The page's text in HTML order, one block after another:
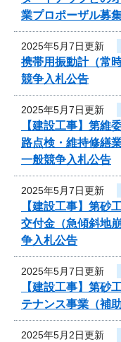
業プロポーザル募
2025年5月7日更新
携帯用振動計（常
競争入札公告
2025年5月7日更新
【建設工事】第
路点検・維持修繕
一般競争入札公告
2025年5月7日更新
【建設工事】第
交付金（急傾斜地
争入札公告
2025年5月7日更新
【建設工事】第
テナンス事業（補
2025年5月2日更新